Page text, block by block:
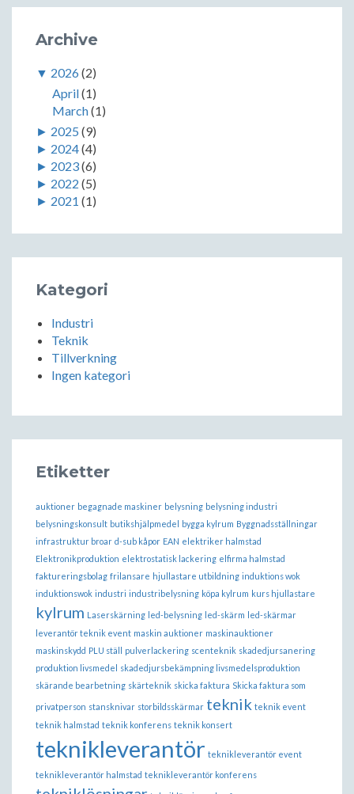
Archive
▼ 2026(2)
April(1)
March(1)
► 2025 (9)
► 2024(4)
► 2023(6)
► 2022 (5)
► 2021 (1)
Kategori
Industri
Teknik
Tillverkning
Ingen kategori
Etiketter
auktioner begagnade maskiner belysning belysning industri
belysningskonsult butikshjälpmedel bygga kylrum Byggnadsställningar
infrastruktur broar d-sub kåpor EAN elektriker halmstad
Elektronikproduktion elektrostatisk lackering elfirma halmstad
faktureringsbolag frilansare hjullastare utbildning induktions wok
induktionswok industri industribelysning köpa kylrum kurs hjullastare
kylrum Laserskärning led-belysning led-skärm
led-skärmar
leverantör teknik event maskin auktioner maskinauktioner
maskinskydd PLU ställ pulverlackering scenteknik skadedjursanering
produktion livsmedel
skadedjursbekämpning livsmedelsproduktion
skärande bearbetning skärteknik skicka faktura Skicka faktura som
privatperson stansknivar storbildsskärmar teknik teknik event
teknik halmstad teknik konferens teknik konsert
teknikleverantör teknikleverantör event
teknikleverantör halmstad teknikleverantör konferens